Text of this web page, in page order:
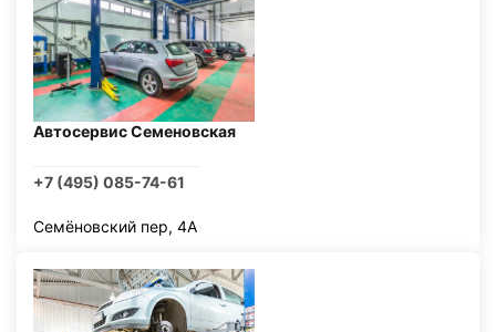
Автосервис Семеновская
+7 (495) 085-74-61
Семёновский пер, 4А